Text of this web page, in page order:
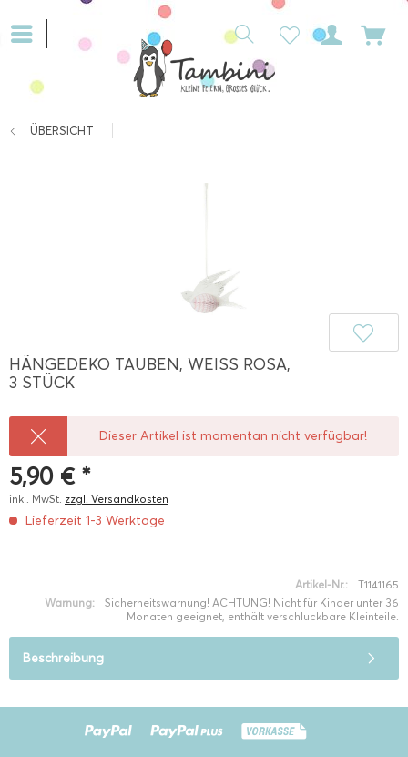
ÜBERSICHT
HÄNGEDEKO TAUBEN, WEISS ROSA, 3
STÜCK
Dieser Artikel ist momentan nicht verfügbar!
5,90 € *
inkl. MwSt. zzgl. Versandkosten
Lieferzeit 1-3 Werktage
Artikel-Nr.:
T1141165
Warnung:
Sicherheitswarnung! ACHTUNG! Nicht für Kinder unter 36
Monaten geeignet, enthält verschluckbare Kleinteile.
Beschreibung